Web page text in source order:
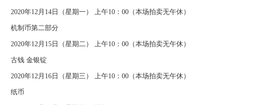
2020年12月14日（星期一） 上午10：00（本场拍卖无午休）
机制币第二部分
2020年12月15日（星期二） 上午10：00（本场拍卖无午休）
古钱 金银锭
2020年12月16日（星期三） 上午10：00（本场拍卖无午休）
纸币